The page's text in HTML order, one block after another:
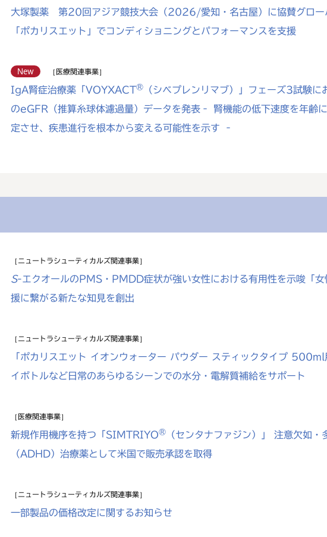
大塚製薬 第20回アジア競技大会（2026/愛知・名古屋）に協賛グロー
「ポカリスエット」でコンディショニングとパフォーマンスを支援
New 医療関連事業
IgA腎症治療薬「VOYXACT®（シベプレンリマブ）」フェーズ3試験に
のeGFR（推算糸球体濾過量）データを発表‐ 腎機能の低下速度を年齢
定させ、疾患進行を根本から変える可能性を示す ‐
ニュートラシューティカルズ関連事業
S-エクオールのPMS・PMDD症状が強い女性における有用性を示唆「女
援に繋がる新たな知見を創出
ニュートラシューティカルズ関連事業
「ポカリスエット イオンウォーター パウダー スティックタイプ 500ml
イボトルなど日常のあらゆるシーンでの水分・電解質補給をサポート
医療関連事業
新規作用機序を持つ「SIMTRIYO®（センタナファジン）」 注意欠如・
（ADHD）治療薬として米国で販売承認を取得
ニュートラシューティカルズ関連事業
一部製品の価格改定に関するお知らせ